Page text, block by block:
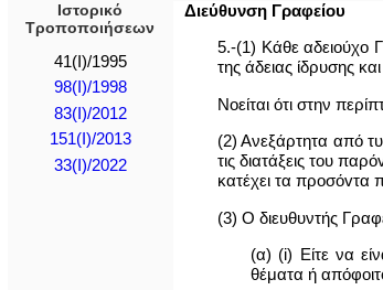
Ιστορικό
Τροποποιήσεων
41(I)/1995
98(I)/1998
83(I)/2012
151(I)/2013
33(I)/2022
Διεύθυνση Γραφείου
5.-(1) Κάθε αδειoύχo
της άδειας ίδρυσης
Νοείται ότι στην
(2) Ανεξάρτητα από
τις διατάξεις του
κατέχει τα πρoσόvτα
(3) Ο διευθυντής
(α) (i) Είτε να
θέματα ή